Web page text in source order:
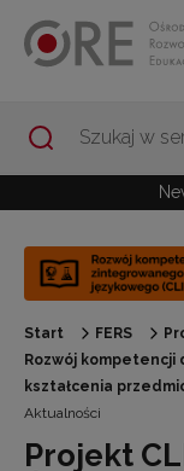
Start FERS
Rozwój
kształcenia
Aktualności
Projekt